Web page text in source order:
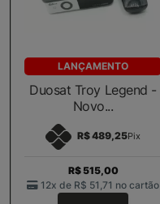
LANÇAMENTO
Duosat Troy Legend -
Novo...
R$ 489,25Pix
R$ 515,00
12x de R$ 51,71 no cartão